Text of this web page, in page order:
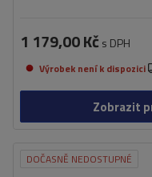
1 179,00 Kč s DPH
Výrobek není k dispozici
Zobrazit
DOČASNĚ NEDOSTUPNÉ